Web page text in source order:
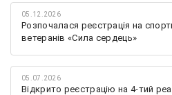
05.12.2026
Розпочалася реєстрація на
ветеранів «Сила сердець»
05.07.2026
Відкрито реєстрацію на 4-тий